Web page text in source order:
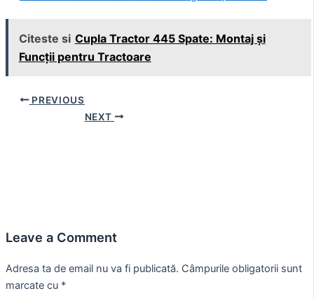
Citeste si Cupla Tractor 445 Spate: Montaj și
Funcții pentru Tractoare
Post PREVIOUS
NEXT
Leave a Comment
Adresa ta de email nu va fi publicată. Câmpurile obligatorii sunt
marcate cu *